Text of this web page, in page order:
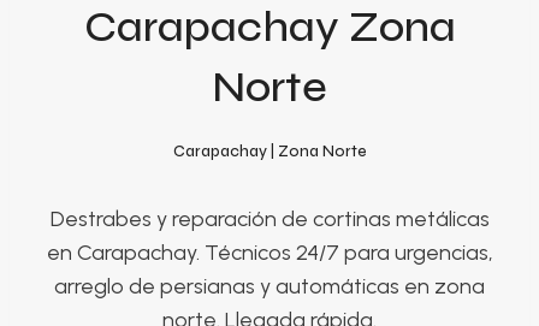
Carapachay Zona
Norte
Carapachay | Zona Norte
Destrabes y reparación de cortinas metálicas
en Carapachay. Técnicos 24/7 para urgencias,
arreglo de persianas y automáticas en zona
norte. Llegada rápida.